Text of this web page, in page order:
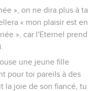
», on ne dira plus à ta
« mon plaisir est en
», car l'Eternel prend
une jeune fille
pour toi pareils à des
la joie de son fiancé, tu